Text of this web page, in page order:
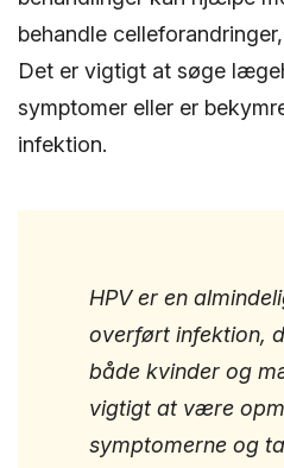
behandle
Det er vigtigt at søge
symptomer eller er
infektion.
HPV er en
overført infektion,
både kvinder og
vigtigt at være
symptomerne og